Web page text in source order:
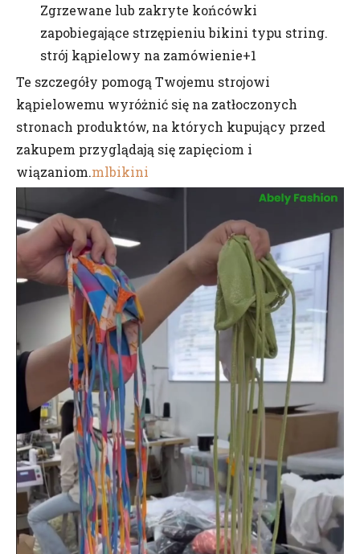
Zgrzewane lub zakryte końcówki
zapobiegające strzępieniu bikini typu string.
strój kąpielowy na zamówienie+1
Te szczegóły pomogą Twojemu strojowi
kąpielowemu wyróżnić się na zatłoczonych
stronach produktów, na których kupujący przed
zakupem przyglądają się zapięciom i
wiązaniom.mlbikini